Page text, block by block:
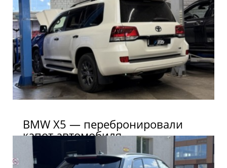
BMW X5 — перебронировали
капот автомобиля